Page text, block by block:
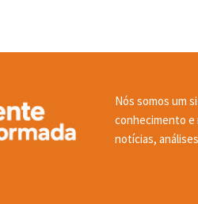
Nós somos um
conhecimento e
notícias,